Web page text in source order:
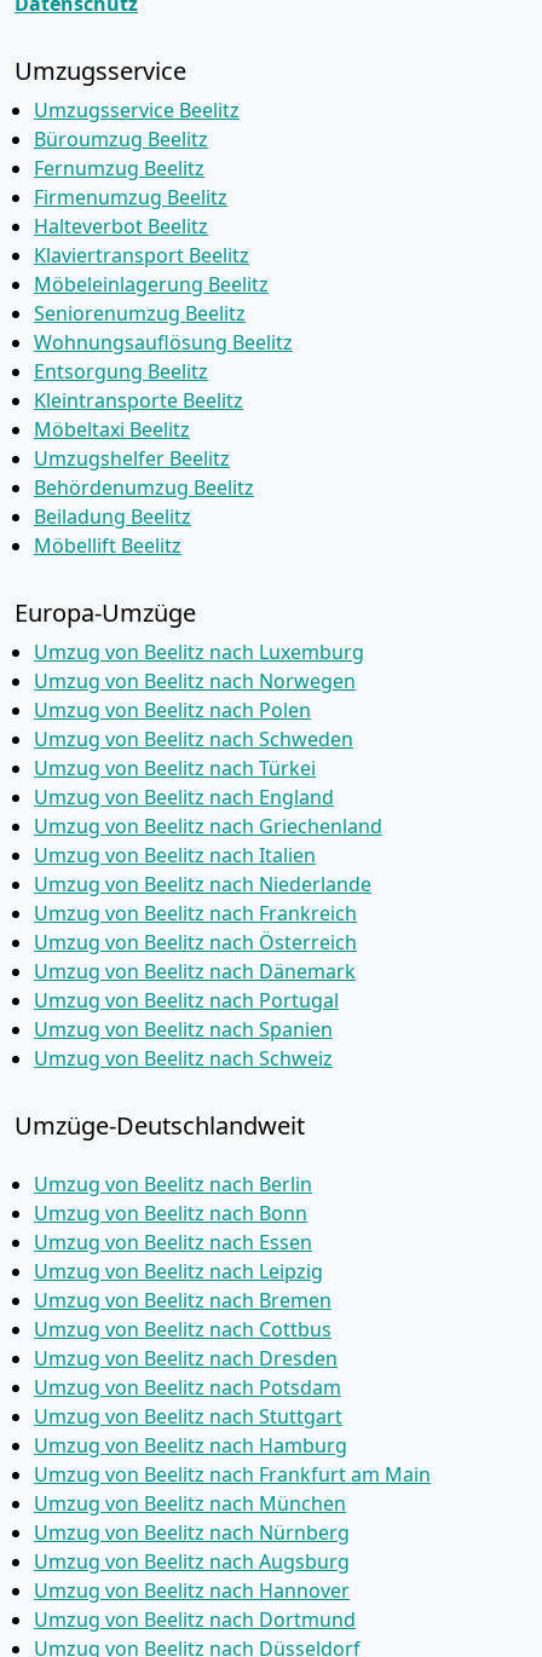
Umzugsservice
Umzugsservice Beelitz
Büroumzug Beelitz
Fernumzug Beelitz
Firmenumzug Beelitz
Halteverbot Beelitz
Klaviertransport Beelitz
Möbeleinlagerung Beelitz
Seniorenumzug Beelitz
Wohnungsauflösung Beelitz
Entsorgung Beelitz
Kleintransporte Beelitz
Möbeltaxi Beelitz
Umzugshelfer Beelitz
Behördenumzug Beelitz
Beiladung Beelitz
Möbellift Beelitz
Europa-Umzüge
Umzug von Beelitz nach Luxemburg
Umzug von Beelitz nach Norwegen
Umzug von Beelitz nach Polen
Umzug von Beelitz nach Schweden
Umzug von Beelitz nach Türkei
Umzug von Beelitz nach England
Umzug von Beelitz nach Griechenland
Umzug von Beelitz nach Italien
Umzug von Beelitz nach Niederlande
Umzug von Beelitz nach Frankreich
Umzug von Beelitz nach Österreich
Umzug von Beelitz nach Dänemark
Umzug von Beelitz nach Portugal
Umzug von Beelitz nach Spanien
Umzug von Beelitz nach Schweiz
Umzüge-Deutschlandweit
Umzug von Beelitz nach Berlin
Umzug von Beelitz nach Bonn
Umzug von Beelitz nach Essen
Umzug von Beelitz nach Leipzig
Umzug von Beelitz nach Bremen
Umzug von Beelitz nach Cottbus
Umzug von Beelitz nach Dresden
Umzug von Beelitz nach Potsdam
Umzug von Beelitz nach Stuttgart
Umzug von Beelitz nach Hamburg
Umzug von Beelitz nach Frankfurt am Main
Umzug von Beelitz nach München
Umzug von Beelitz nach Nürnberg
Umzug von Beelitz nach Augsburg
Umzug von Beelitz nach Hannover
Umzug von Beelitz nach Dortmund
Umzug von Beelitz nach Düsseldorf